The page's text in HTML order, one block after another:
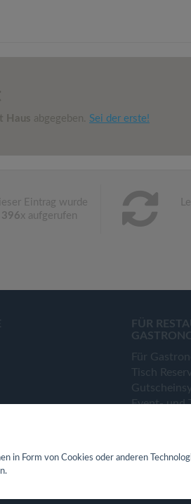
Haus abgegeben. Sei der erste!
Eintrag wurde
396x aufgerufen
FÜR
Für
Tisch
Event- und
Webseiten
in Form von Cookies oder anderen